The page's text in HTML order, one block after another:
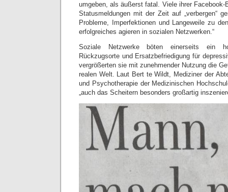
umgeben, als äußerst fatal. Viele ihrer Facebook-
Statusmeldungen mit der Zeit auf „verbergen“
Probleme, Imperfektionen und Langeweile zu
erfolgreiches agieren in sozialen Netzwerken.“
Soziale Netzwerke böten einerseits ein
Rückzugsorte und Ersatzbefriedigung für
vergrößerten sie mit zunehmender Nutzung die
realen Welt. Laut Bert te Wildt, Mediziner der
und Psychotherapie der Medizinischen
„auch das Scheitern besonders großartig